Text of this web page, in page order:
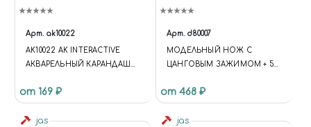
Арт. ak10022
AK10022 AK INTERACTIVE
АКВАРЕЛЬНЫЙ КАРАНДАШ
WATERCOLOR PENCIL DARK
BLUE
от 169 ₽
Арт. d80007
МОДЕЛЬНЫЙ НОЖ С
ЦАНГОВЫМ ЗАЖИМОМ + 5
от 468 ₽
jas jas